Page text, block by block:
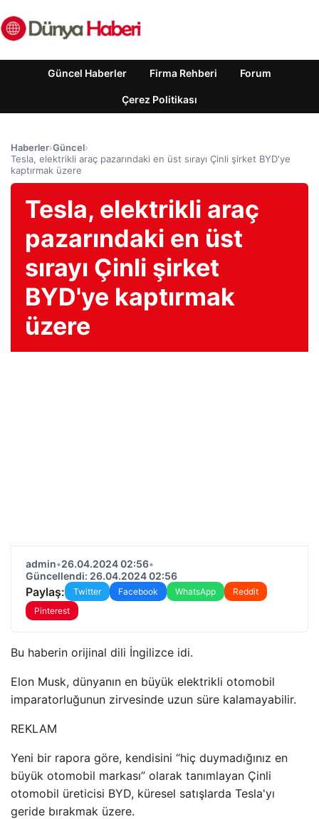
Güncel Haberler Firma Rehberi Forum
Çerez Politikası
Haberler›Güncel›
Tesla, elektrikli araç pazarındaki en üst sırayı Çinli şirket BYD'ye
kaptırmak üzere
Tesla, elektrikli araç
pazarındaki en üst
sırayı Çinli şirket
BYD'ye kaptırmak
üzere
admin•26.04.2024 02:56•
Güncellendi: 26.04.2024 02:56
Paylaş: Twitter Facebook WhatsApp
Reddit
Pinterest
Bu haberin orijinal dili İngilizce idi.
Elon Musk, dünyanın en büyük elektrikli otomobil
imparatorluğunun zirvesinde uzun süre kalamayabilir.
REKLAM
Yeni bir rapora göre, kendisini “hiç duymadığınız en
büyük otomobil markası” olarak tanımlayan Çinli
otomobil üreticisi BYD, küresel satışlarda Tesla'yı
geride bırakmak üzere.